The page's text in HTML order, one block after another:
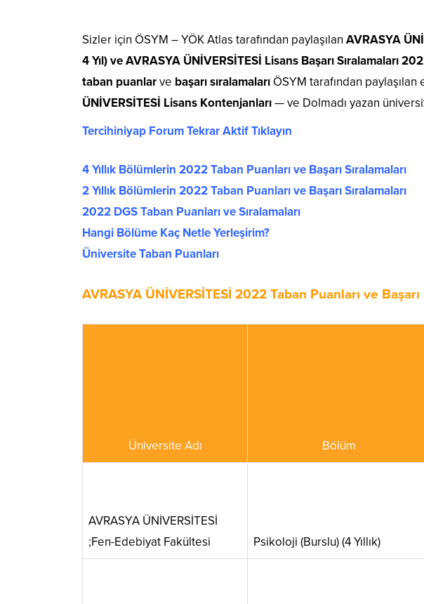
Sizler için ÖSYM – YÖK Atlas tarafından paylaşılan AVRASYA
4 Yıl) ve AVRASYA ÜNİVERSİTESİ Lisans Başarı Sıralamaları
taban puanlarve başarı sıralamaları ÖSYM tarafından paylaşılan
ÜNİVERSİTESİ Lisans Kontenjanları— ve Dolmadı yazan
Tercihiniyap Forum Tekrar Aktif Tıklayın
4 Yıllık Bölümlerin 2022 Taban Puanları ve Başarı Sıralamaları
2 Yıllık Bölümlerin 2022 Taban Puanları ve Başarı Sıralamaları
2022 DGS Taban Puanları ve Sıralamaları
Hangi Bölüme Kaç Netle Yerleşirim?
Üniversite Taban Puanları
AVRASYA ÜNİVERSİTESİ 2022 Taban Puanları ve Başarı
Üniversite Adı Bölüm
AVRASYA ÜNİVERSİTESİ
;Fen-Edebiyat Fakültesi
Psikoloji (Burslu) (4 Yıllık)